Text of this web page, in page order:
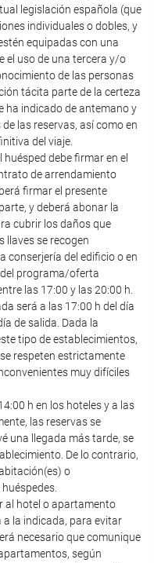
legislación española (que
individuales o dobles, y
equipadas con una
el uso de una tercera y/o
de las personas
tácita parte de la certeza
ha indicado de antemano y
las reservas, así como en
del viaje.
debe firmar en el
de arrendamiento
firmar el presente
y deberá abonar la
cubrir los daños que
llaves se recogen
conserjería del edificio o en
programa/oferta
las 17:00 y las 20:00 h.
será a las 17:00 h del día
de salida. Dada la
tipo de establecimientos,
respeten estrictamente
muy difíciles
h en los hoteles y a las
las reservas se
una llegada más tarde, se
De lo contrario,
o
al hotel o apartamento
la indicada, para evitar
necesario que comunique
según